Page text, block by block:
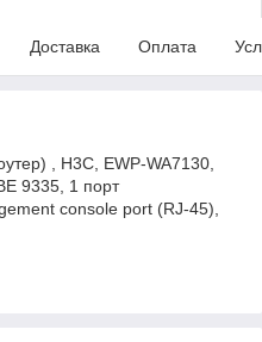
Доставка Оплата
, H3C, EWP-WA7130,
9335, 1 порт
console port (RJ-45),